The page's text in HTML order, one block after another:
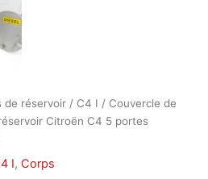
de réservoir / C4 I / Couvercle de
Citroën C4 5 portes
I, Corps